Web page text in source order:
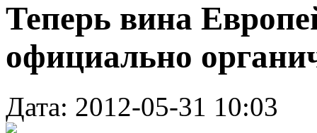
Теперь вина
официально
Дата: 2012-05-31 10:03